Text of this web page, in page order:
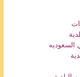
السعوديه